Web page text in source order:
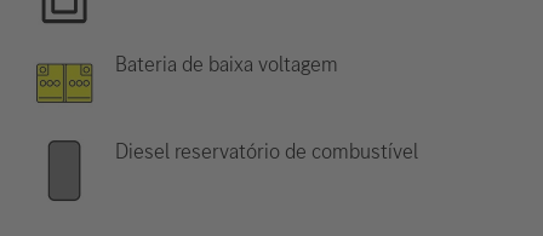
Bateria de baixa voltagem
Diesel reservatório de combustível